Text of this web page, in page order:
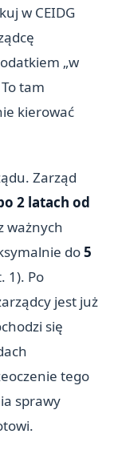
w CEIDG
„w
tam
kierować
Zarząd
2 latach od
ważnych
do5
1). Po
jest już
się
tego
sprawy